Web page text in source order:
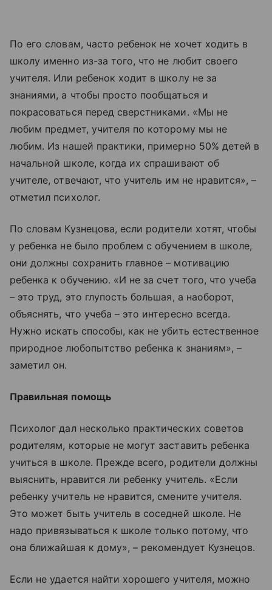
По его словам, часто ребенок не хочет ходить в
школу именно из-за того, что не любит своего
учителя. Или ребенок ходит в школу не за
знаниями, а чтобы просто пообщаться и
покрасоваться перед сверстниками. «Мы не
любим предмет, учителя по которому мы не
любим. Из нашей практики, примерно 50% детей в
начальной школе, когда их спрашивают об
учителе, отвечают, что учитель им не нравится», –
отметил психолог.
По словам Кузнецова, если родители хотят, чтобы
у ребенка не было проблем с обучением в школе,
они должны сохранить главное – мотивацию
ребенка к обучению. «И не за счет того, что учеба
– это труд, это глупость большая, а наоборот,
объяснять, что учеба – это интересно всегда.
Нужно искать способы, как не убить естественное
природное любопытство ребенка к знаниям», –
заметил он.
Правильная помощь
Психолог дал несколько практических советов
родителям, которые не могут заставить ребенка
учиться в школе. Прежде всего, родители должны
выяснить, нравится ли ребенку учитель. «Если
ребенку учитель не нравится, смените учителя.
Это может быть учитель в соседней школе. Не
надо привязываться к школе только потому, что
она ближайшая к дому», – рекомендует Кузнецов.
Если не удается найти хорошего учителя, можно